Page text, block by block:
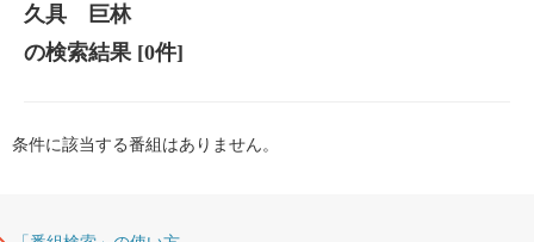
久具 巨林
の検索結果[0件]
条件に該当する番組はありません。